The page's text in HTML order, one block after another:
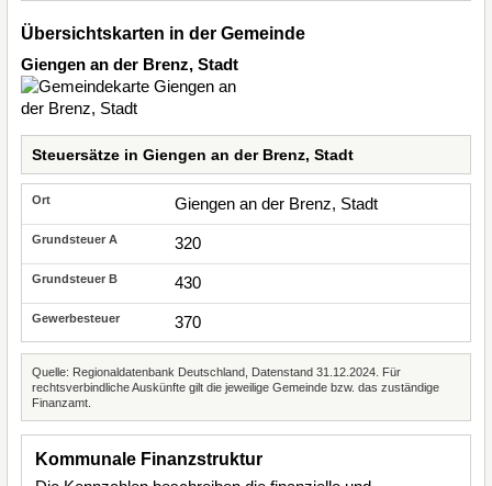
Übersichtskarten in der Gemeinde
Giengen an der Brenz, Stadt
Steuersätze in Giengen an der Brenz, Stadt
Giengen an der Brenz, Stadt
320
430
370
Quelle: Regionaldatenbank Deutschland, Datenstand 31.12.2024. Für
rechtsverbindliche Auskünfte gilt die jeweilige Gemeinde bzw. das zuständige
Finanzamt.
Kommunale Finanzstruktur